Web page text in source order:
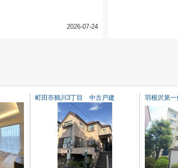
2026-07-24
町田市鶴川3丁目 中古戸建 羽根沢第一